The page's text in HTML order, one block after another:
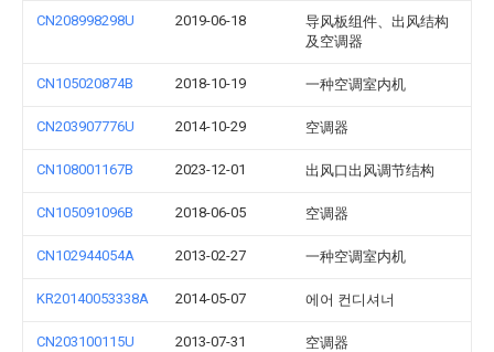
CN208998298U 2019-06-18
导风板组件、出风结构
及空调器
CN105020874B 2018-10-19 一种空调室内机
CN203907776U 2014-10-29 空调器
CN108001167B 2023-12-01 出风口出风调节结构
CN105091096B 2018-06-05 空调器
CN102944054A 2013-02-27 一种空调室内机
KR20140053338A 2014-05-07 에어 컨디셔너
CN203100115U 2013-07-31 空调器